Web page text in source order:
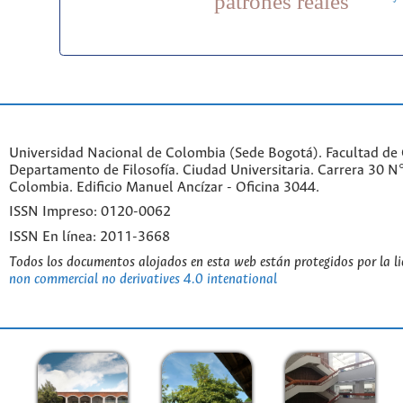
Universidad Nacional de Colombia (Sede Bogotá). Facultad de
Departamento de Filosofía. Ciudad Universitaria. Carrera 30
Colombia. Edificio Manuel Ancízar - Oficina 3044.
ISSN Impreso: 0120-0062
ISSN En línea: 2011-3668
Todos los documentos alojados en esta web están protegidos por la
non commercial no derivatives 4.0 intenational